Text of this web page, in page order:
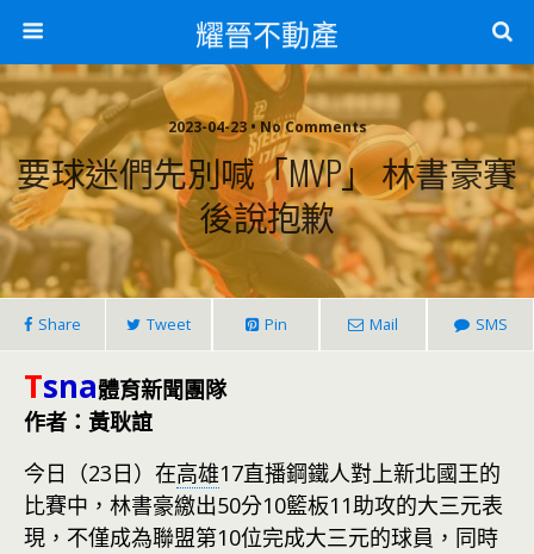
耀晉不動產
2023-04-23 • No Comments
要球迷們先別喊「MVP」 林書豪賽
後說抱歉
Share Tweet Pin Mail SMS
Tsna體育新聞團隊
作者：黃耿誼
今日（23日）在高雄17直播鋼鐵人對上新北國王的
比賽中，林書豪繳出50分10籃板11助攻的大三元表
現，不僅成為聯盟第10位完成大三元的球員，同時